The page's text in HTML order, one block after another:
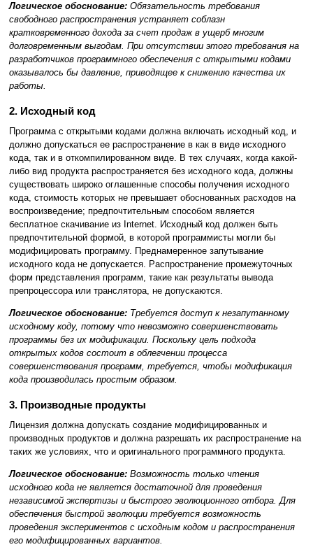
Логическое обоснование: Обязательность требования
свободного распространения устраняет соблазн
кратковременного дохода за счет продаж в ущерб многим
долговременным выгодам. При отсутствии этого требования на
разработчиков программного обеспечения с открытыми кодами
оказывалось бы давление, приводящее к снижению качества их
работы.
2. Исходный код
Программа с открытыми кодами должна включать исходный код, и
должно допускаться ее распространение в как в виде исходного
кода, так и в откомпилированном виде. В тех случаях, когда какой-
либо вид продукта распространяется без исходного кода, должны
существовать широко оглашенные способы получения исходного
кода, стоимость которых не превышает обоснованных расходов на
воспроизведение; предпочтительным способом является
бесплатное скачивание из Internet. Исходный код должен быть
предпочтительной формой, в которой программисты могли бы
модифицировать программу. Преднамеренное запутывание
исходного кода не допускается. Распространение промежуточных
форм представления программ, такие как результаты вывода
препроцессора или транслятора, не допускаются.
Логическое обоснование: Требуется доступ к незапутанному
исходному коду, потому что невозможно совершенствовать
программы без их модификации. Поскольку цель подхода
открытых кодов состоит в облегчении процесса
совершенствования программ, требуется, чтобы модификация
кода производилась простым образом.
3. Производные продукты
Лицензия должна допускать создание модифицированных и
производных продуктов и должна разрешать их распространение на
таких же условиях, что и оригинального программного продукта.
Логическое обоснование: Возможность только чтения
исходного кода не является достаточной для проведения
независимой экспертизы и быстрого эволюционного отбора. Для
обеспечения быстрой эволюции требуется возможность
проведения экспериментов с исходным кодом и распространения
его модифицированных вариантов.